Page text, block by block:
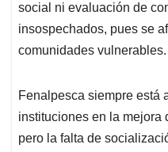
social ni evaluación de
insospechados, pues se
comunidades vulnerables.
Fenalpesca siempre está
instituciones en la mejora
pero la falta de